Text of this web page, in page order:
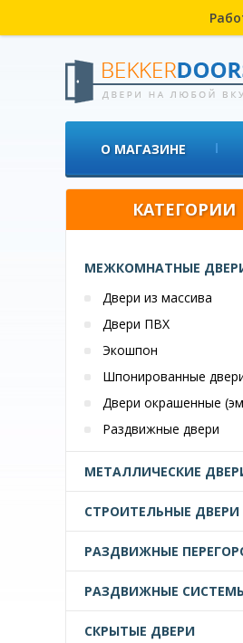
О МАГАЗИНЕ
КАТЕГОРИИ
МЕЖКОМНАТНЫЕ
Двери из массива
Двери ПВХ
Экошпон
Шпонированные
Двери окрашенные
Раздвижные двери
МЕТАЛЛИЧЕСКИЕ
СТРОИТЕЛЬНЫЕ ДВЕРИ
РАЗДВИЖНЫЕ
РАЗДВИЖНЫЕ
СКРЫТЫЕ ДВЕРИ